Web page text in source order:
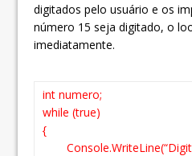
digitados pelo usuário e os
número 15 seja digitado, o
imediatamente.
int numero;
while (true)
{